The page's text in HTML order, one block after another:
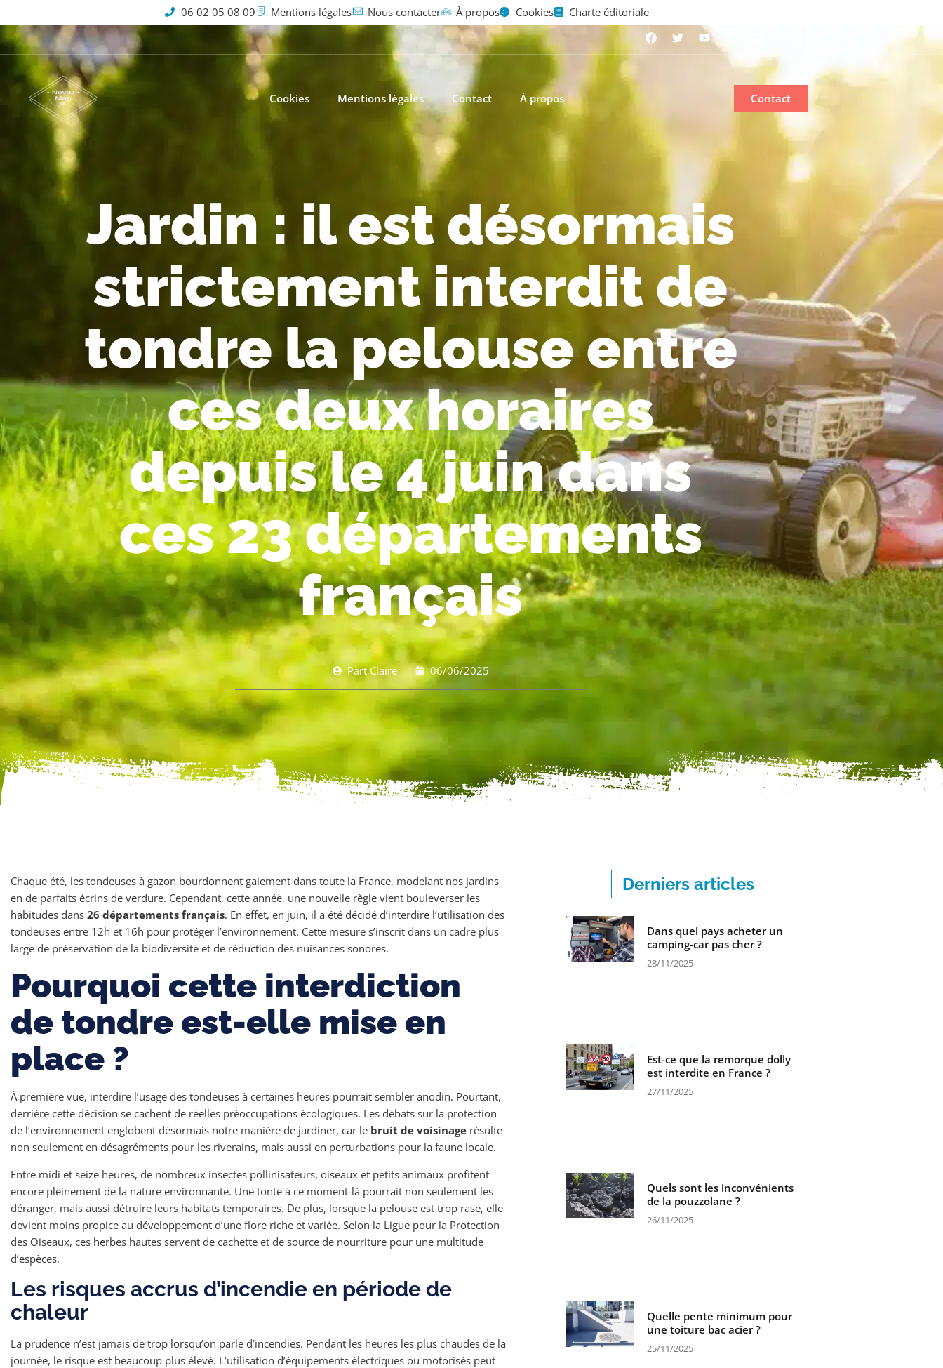
06 02 05 08 09 Mentions légales Nous contacter À propos Cookies Charte éditoriale
Cookies Mentions légales Contact À propos Contact
Jardin : il est désormais
strictement interdit de
tondre la pelouse entre
ces deux horaires
depuis le 4 juin dans
ces 23 départements
français
PartClaire 06/06/2025
Chaque été, les tondeuses à gazon bourdonnent gaiement dans toute la France, modelant nos jardins
en de parfaits écrins de verdure. Cependant, cette année, une nouvelle règle vient bouleverser les
habitudes dans 26 départements français. En effet, en juin, il a été décidé d’interdire l’utilisation des
tondeuses entre 12h et 16h pour protéger l’environnement. Cette mesure s’inscrit dans un cadre plus
large de préservation de la biodiversité et de réduction des nuisances sonores.
Pourquoi cette interdiction
de tondre est-elle mise en
place ?
À première vue, interdire l’usage des tondeuses à certaines heures pourrait sembler anodin. Pourtant,
derrière cette décision se cachent de réelles préoccupations écologiques. Les débats sur la protection
de l’environnement englobent désormais notre manière de jardiner, car le bruit de voisinage résulte
non seulement en désagréments pour les riverains, mais aussi en perturbations pour la faune locale.
Entre midi et seize heures, de nombreux insectes pollinisateurs, oiseaux et petits animaux profitent
encore pleinement de la nature environnante. Une tonte à ce moment-là pourrait non seulement les
déranger, mais aussi détruire leurs habitats temporaires. De plus, lorsque la pelouse est trop rase, elle
devient moins propice au développement d’une flore riche et variée. Selon la Ligue pour la Protection
des Oiseaux, ces herbes hautes servent de cachette et de source de nourriture pour une multitude
d’espèces.
Les risques accrus d’incendie en période de
chaleur
La prudence n’est jamais de trop lorsqu’on parle d’incendies. Pendant les heures les plus chaudes de la
journée, le risque est beaucoup plus élevé. L’utilisation d’équipements électriques ou motorisés peut
Derniers articles
Dans quel pays acheter un
camping-car pas cher ?
28/11/2025
Est-ce que la remorque dolly
est interdite en France ?
27/11/2025
Quels sont les inconvénients
de la pouzzolane ?
26/11/2025
Quelle pente minimum pour
une toiture bac acier ?
25/11/2025